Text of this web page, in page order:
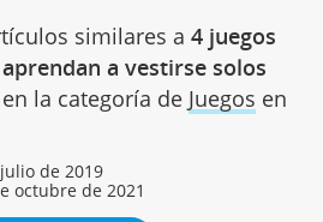
similares a 4 juegos
a vestirse solos
en la categoría de Juegos en
de 2019
octubre de 2021